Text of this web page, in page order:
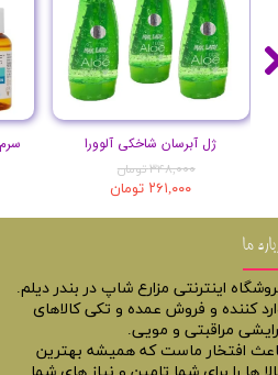
ژل آبرسان شاخکی آلوورا
۳۴۸,۰۰۰ تومان
۲۶۱,۰۰۰ تومان
ما
اینترنتی مزارع شاپ در بندر دیلم.
کننده و فروش عمده و تکی کالاهای
مراقبتی و مویی.
افتخار ماست که همیشه بهترین